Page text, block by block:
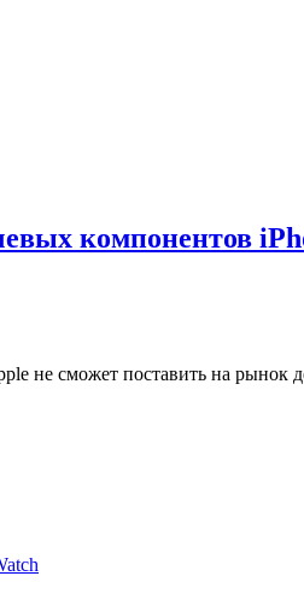
компонентов
не сможет поставить на рынок